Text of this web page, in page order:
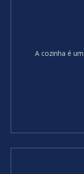
A cozinha é